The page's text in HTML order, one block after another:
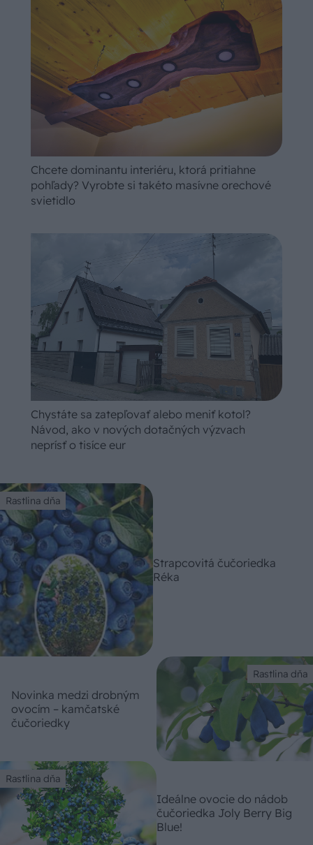
Chcete dominantu interiéru, ktorá pritiahne
pohľady? Vyrobte si takéto masívne orechové
svietidlo
Chystáte sa zatepľovať alebo meniť kotol?
Návod, ako v nových dotačných výzvach
neprísť o tisíce eur
Rastlina dňa
Strapcovitá čučoriedka
Réka
Rastlina dňa
Novinka medzi drobným
ovocím – kamčatské
čučoriedky
Rastlina dňa
Ideálne ovocie do nádob
čučoriedka Joly Berry Big
Blue!